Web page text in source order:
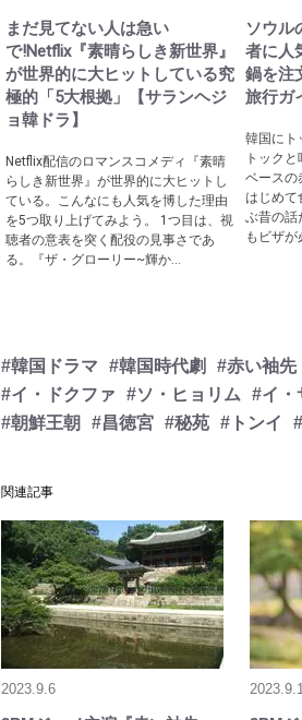
まだ見てない人は急い
で!Netflix『素晴らしき新世界』
が世界的に大ヒットしている究
極的「5大根拠」【サランヘジ
ョ韓ドラ】
Netflix配信のロマンスコメディ『素晴
らしき新世界』が世界的に大ヒットし
ている。こんなにも人気を博した理由
を5つ取り上げてみよう。 1つ目は、視
聴者の意表を突く配役の見事さであ
る。『ザ・グローリー~輝か...
ソウル
者に人
鍋を注
旅行ガ
韓国にト
トック
ベースの
はじめて
ぶ昔の話
もビザ
#韓国ドラマ #韓国時代劇
#赤い袖先
#イ・ドクファ
#ソ・ヒョリム
#イ・
#朝鮮王朝
#昌徳宮 #秘苑 #トンイ
関連記事
2023.9.6